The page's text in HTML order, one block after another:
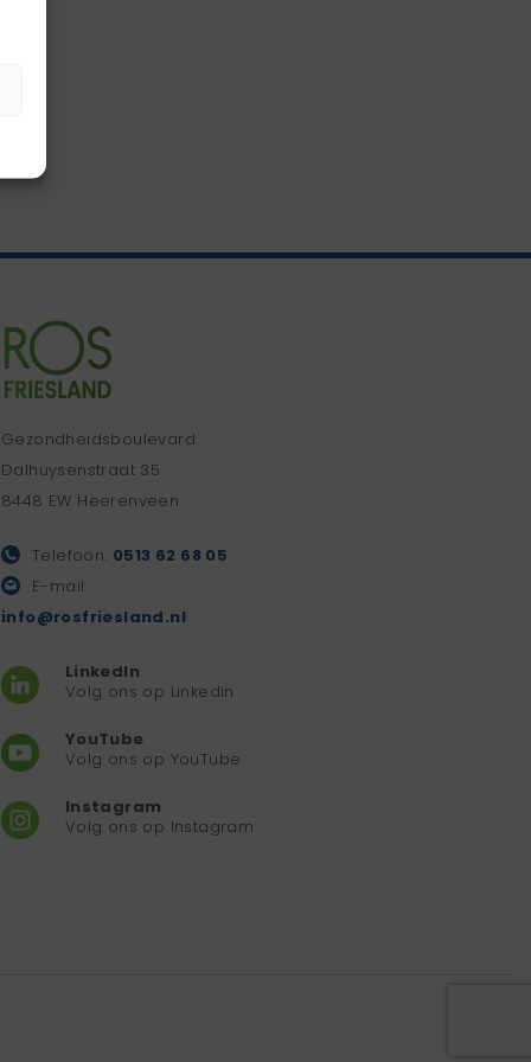
Gezondheidsboulevard
Dalhuysenstraat 35
8448 EW Heerenveen
Telefoon: 0513 62 68 05
E-mail:
info@rosfriesland.nl
LinkedIn
Volg ons op Linkedin
YouTube
Volg ons op YouTube
Instagram
Volg ons op Instagram